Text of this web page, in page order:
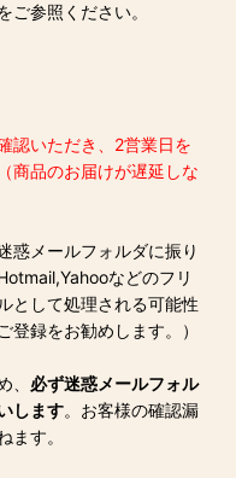
ご参照ください。
認いただき、2営業日を
商品のお届けが遅延しな
惑メールフォルダに振り
などのフリ
として処理される可能性
録をお勧めします。）
、 必ず迷惑メールフォル
します。お客様の確認漏
ます。